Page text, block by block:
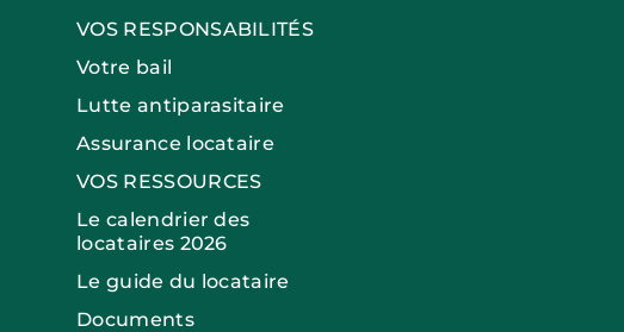
VOS RESPONSABILITÉS
Votre bail
Lutte antiparasitaire
Assurance locataire
VOS RESSOURCES
Le calendrier des
locataires 2026
Le guide du locataire
Documents